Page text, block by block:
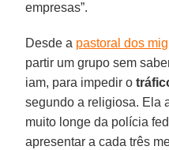
empresas”.
Desde a pastoral dos
partir um grupo sem
iam, para impedir o
segundo a religiosa. Ela
muito longe da polícia
apresentar a cada três